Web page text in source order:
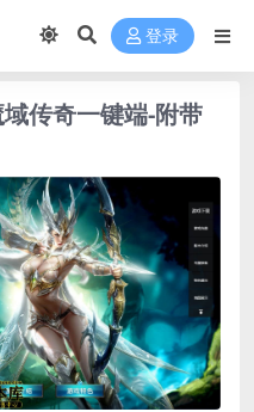
登录
传奇一键端-附带